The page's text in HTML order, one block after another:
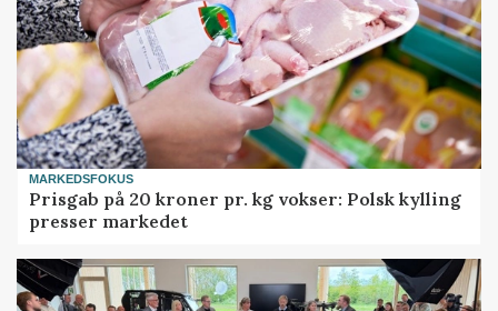
MARKEDSFOKUS
Prisgab på 20 kroner pr. kg vokser: Polsk kylling
presser markedet